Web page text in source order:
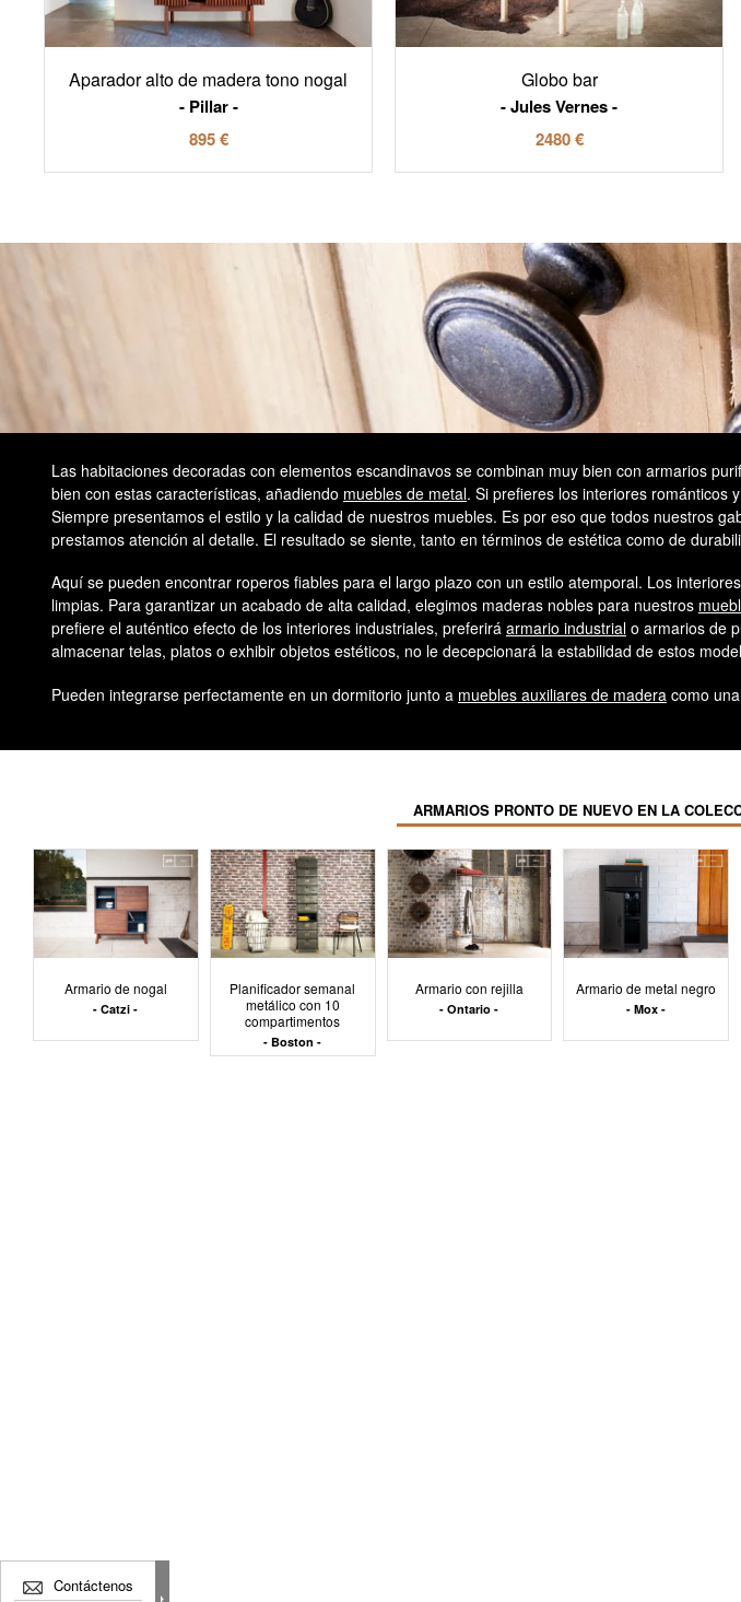
Aparador alto de madera tono nogal
Pillar
895 €
Globo bar
Jules Vernes
2480 €
Las habitaciones decoradas con elementos escandinavos se combinan muy bien con armarios
bien con estas características, añadiendo muebles de metal. Si prefieres los interiores románticos
Siempre presentamos el estilo y la calidad de nuestros muebles. Es por eso que todos nuestros
prestamos atención al detalle. El resultado se siente, tanto en términos de estética como de
Aquí se pueden encontrar roperos fiables para el largo plazo con un estilo atemporal. Los
limpias. Para garantizar un acabado de alta calidad, elegimos maderas nobles para nuestros
prefiere el auténtico efecto de los interiores industriales, preferirá armario industrial o armarios de
almacenar telas, platos o exhibir objetos estéticos, no le decepcionará la estabilidad de estos
Pueden integrarse perfectamente en un dormitorio junto a muebles auxiliares de madera como
ARMARIOS PRONTO DE NUEVO EN LA
Armario de nogal
Catzi
Planificador semanal
metálico con 10
compartimentos
Boston
Armario con rejilla
Ontario
Armario de metal negro
Mox
Contáctenos